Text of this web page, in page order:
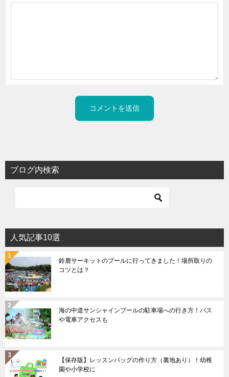
ブログ内検索
人気記事10選
鈴鹿サーキットのプールに行ってきました！場所取りの
コツとは？
海の中道サンシャインプールの駐車場への行き方！バス
や電車アクセスも
【保存版】レッスンバッグの作り方（裏地あり）！幼稚
園や小学校に